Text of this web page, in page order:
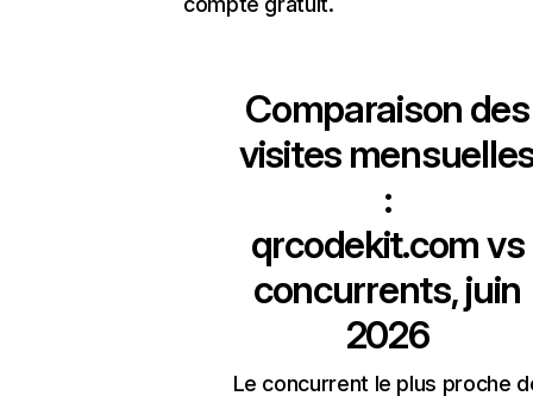
Comparaison des
visites
:
qrcodekit.comvs
concurrents, juin
2026
Le concurrent le plus proche